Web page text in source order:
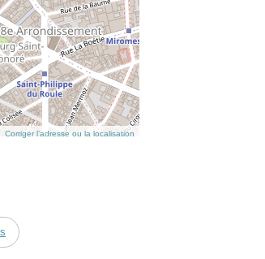
Corriger l’adresse ou la localisation